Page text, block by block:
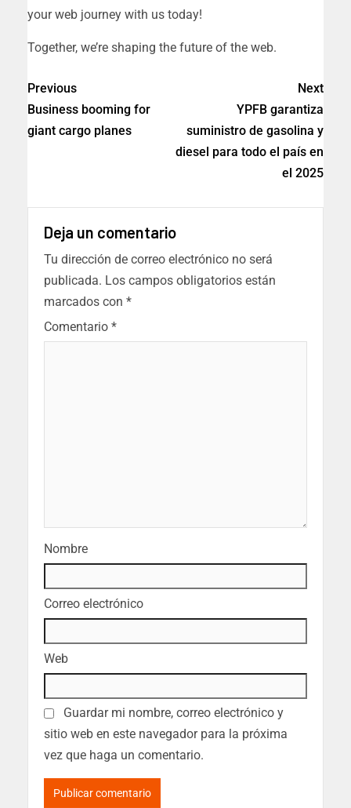
your web journey with us today!
Together, we’re shaping the future of the web.
Previous
Business booming for
giant cargo planes
Next
YPFB garantiza
suministro de gasolina y
diesel para todo el país en
el 2025
Deja un comentario
Tu dirección de correo electrónico no será
publicada. Los campos obligatorios están
marcados con *
Comentario *
Nombre
Correo electrónico
Web
Guardar mi nombre, correo electrónico y
sitio web en este navegador para la próxima
vez que haga un comentario.